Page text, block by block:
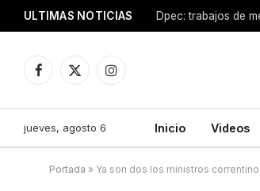
ULTIMAS NOTICIAS Dpec: trabajos de
Facebook
X
Instagram
jueves, agosto 6 Inicio Videos
Portada » Ya son dos los ministros